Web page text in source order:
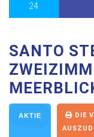
24
SANTO
AKTIE
DIE